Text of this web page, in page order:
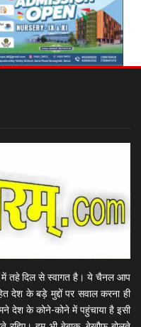
तहे दिल से स्वागत है। ये चैनल आप
देश के बड़े मुद्दों पर सवाल करना ही
देश के कोने-कोने में पहुंचाया है इसी